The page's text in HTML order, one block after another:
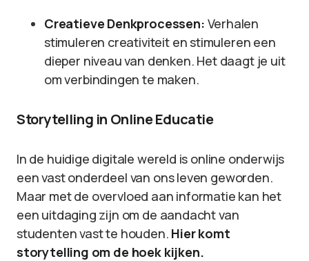
Creatieve Denkprocessen: Verhalen
stimuleren creativiteit en stimuleren een
dieper niveau van denken. Het daagt je uit
om verbindingen te maken.
Storytelling in Online Educatie
In de huidige digitale wereld is online onderwijs
een vast onderdeel van ons leven geworden.
Maar met de overvloed aan informatie kan het
een uitdaging zijn om de aandacht van
studenten vast te houden. Hier komt
storytelling om de hoek kijken.